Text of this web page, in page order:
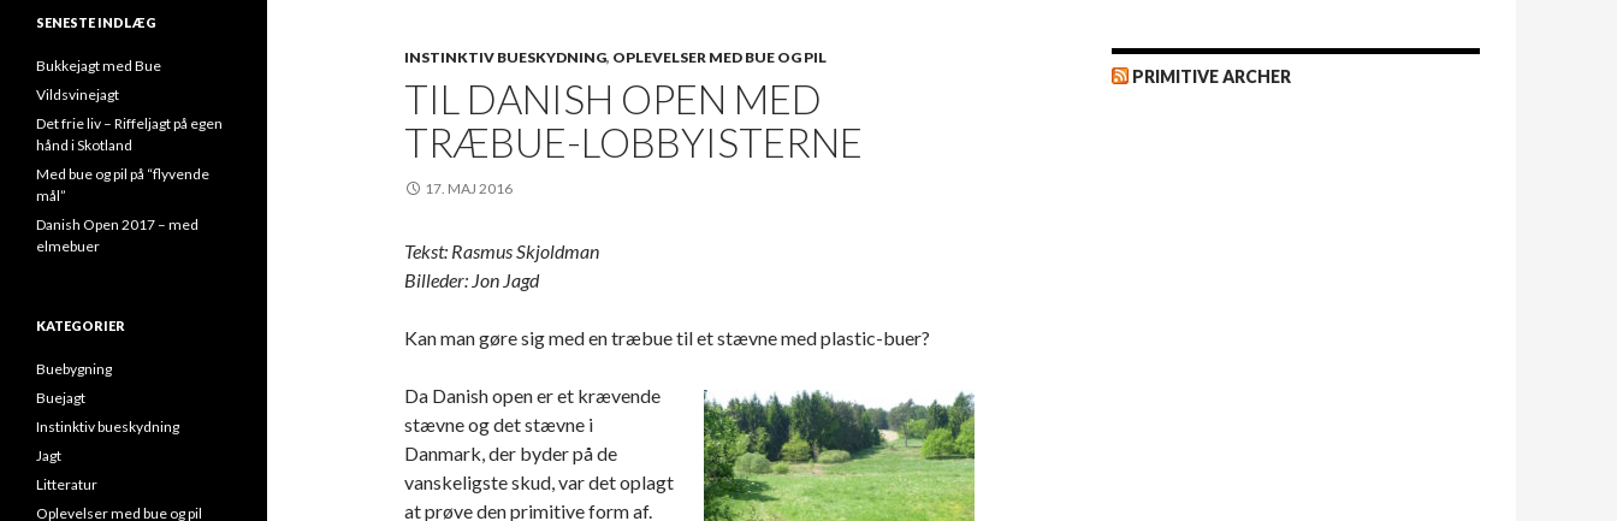
INSTINKTIV BUESKYDNING, OPLEVELSER MED BUE OG PIL
TIL DANISH OPEN MED
TRÆBUE-LOBBYISTERNE
17. MAJ 2016
Tekst: Rasmus Skjoldman
Billeder: Jon Jagd
Kan man gøre sig med en træbue til et stævne med plastic-buer?
Da Danish open er et krævende
stævne og det stævne i
Danmark, der byder på de
vanskeligste skud, var det oplagt
at prøve den primitive form af.
PRIMITIVE ARCHER
SENESTE INDLÆG
Bukkejagt med Bue
Vildsvinejagt
Det frie liv – Riffeljagt på egen
hånd i Skotland
Med bue og pil på “flyvende
mål”
Danish Open 2017 – med
elmebuer
KATEGORIER
Buebygning
Buejagt
Instinktiv bueskydning
Jagt
Litteratur
Oplevelser med bue og pil